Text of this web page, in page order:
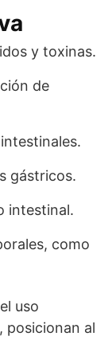
y toxinas.
de
gástricos.
intestinal.
como
uso
posicionan al